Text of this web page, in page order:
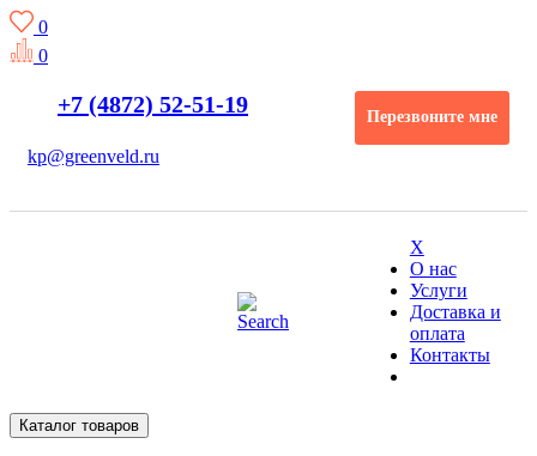
0
0
+7 (4872) 52-51-19
kp@greenveld.ru
Перезвоните мне
X
О нас
Услуги
Доставка и
оплата
Контакты
Каталог товаров